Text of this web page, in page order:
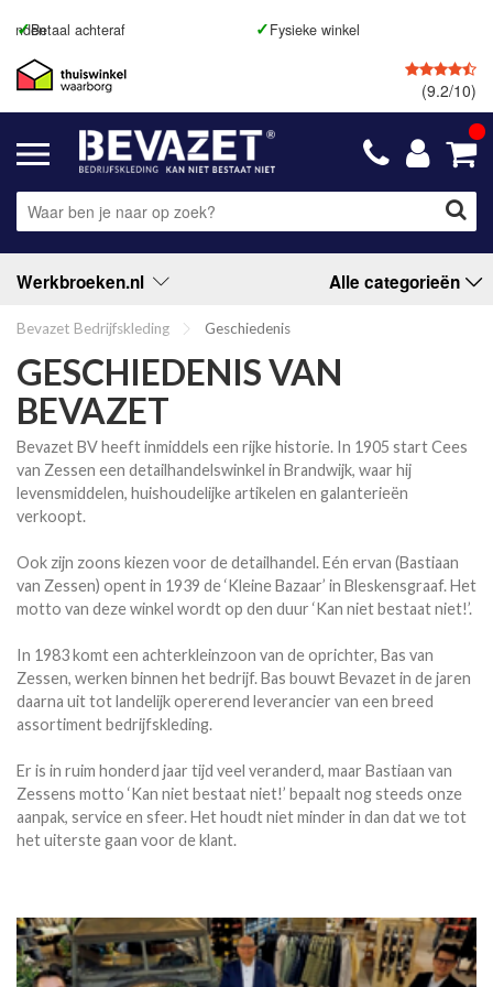
GRATIS GRATIS
(9.2/10)
Werkbroeken.nl Alle categorieën
Bevazet Bedrijfskleding Geschiedenis
GESCHIEDENIS VAN
BEVAZET
Bevazet BV heeft inmiddels een rijke historie. In 1905 start Cees
van Zessen een detailhandelswinkel in Brandwijk, waar hij
levensmiddelen, huishoudelijke artikelen en galanterieën
verkoopt.
Ook zijn zoons kiezen voor de detailhandel. Eén ervan (Bastiaan
van Zessen) opent in 1939 de ‘Kleine Bazaar’ in Bleskensgraaf. Het
motto van deze winkel wordt op den duur ‘Kan niet bestaat niet!’.
In 1983 komt een achterkleinzoon van de oprichter, Bas van
Zessen, werken binnen het bedrijf. Bas bouwt Bevazet in de jaren
daarna uit tot landelijk opererend leverancier van een breed
assortiment bedrijfskleding.
Er is in ruim honderd jaar tijd veel veranderd, maar Bastiaan van
Zessens motto ‘Kan niet bestaat niet!’ bepaalt nog steeds onze
aanpak, service en sfeer. Het houdt niet minder in dan dat we tot
het uiterste gaan voor de klant.